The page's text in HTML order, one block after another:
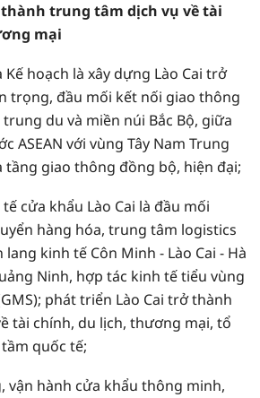
trung tâm dịch vụ về tài
mại
hoạch là xây dựng Lào Cai trở
trọng, đầu mối kết nối giao thông
du và miền núi Bắc Bộ, giữa
ASEAN với vùng Tây Nam Trung
tầng giao thông đồng bộ, hiện đại;
cửa khẩu Lào Cai là đầu mối
hàng hóa, trung tâm logistics
kinh tế Côn Minh - Lào Cai - Hà
Ninh, hợp tác kinh tế tiểu vùng
phát triển Lào Cai trở thành
tài chính, du lịch, thương mại, tổ
quốc tế;
vận hành cửa khẩu thông minh,